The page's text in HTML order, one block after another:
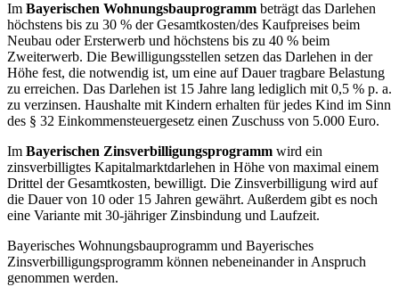
Im Bayerischen Wohnungsbauprogramm beträgt das Darlehen
höchstens bis zu 30 % der Gesamtkosten/des Kaufpreises beim
Neubau oder Ersterwerb und höchstens bis zu 40 % beim
Zweiterwerb. Die Bewilligungsstellen setzen das Darlehen in der
Höhe fest, die notwendig ist, um eine auf Dauer tragbare Belastung
zu erreichen. Das Darlehen ist 15 Jahre lang lediglich mit 0,5 % p. a.
zu verzinsen. Haushalte mit Kindern erhalten für jedes Kind im Sinn
des § 32 Einkommensteuergesetz einen Zuschuss von 5.000 Euro.
Im Bayerischen Zinsverbilligungsprogramm wird ein
zinsverbilligtes Kapitalmarktdarlehen in Höhe von maximal einem
Drittel der Gesamtkosten, bewilligt. Die Zinsverbilligung wird auf
die Dauer von 10 oder 15 Jahren gewährt. Außerdem gibt es noch
eine Variante mit 30-jähriger Zinsbindung und Laufzeit.
Bayerisches Wohnungsbauprogramm und Bayerisches
Zinsverbilligungsprogramm können nebeneinander in Anspruch
genommen werden.